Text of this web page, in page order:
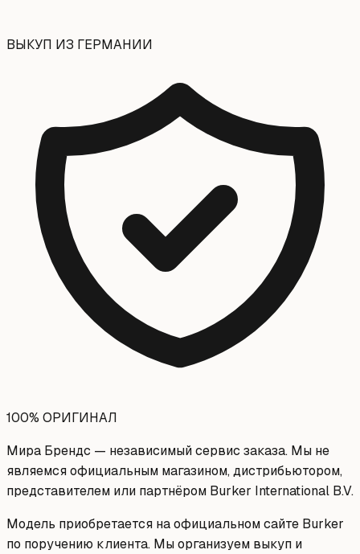
ВЫКУП ИЗ ГЕРМАНИИ
100% ОРИГИНАЛ
Мира Брендс — независимый сервис заказа. Мы не
являемся официальным магазином, дистрибьютором,
представителем или партнёром Burker International B.V.
Модель приобретается на официальном сайте Burker
по поручению клиента. Мы организуем выкуп и